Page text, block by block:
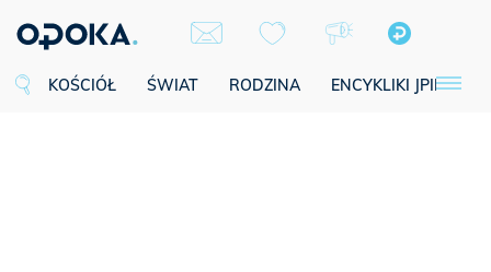
KOŚCIÓŁ ŚWIAT RODZINA ENCYKLIKI JPII